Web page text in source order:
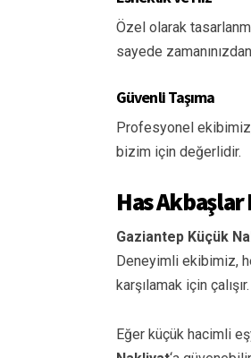
Özel olarak
sayede
Güvenli Taşıma
Profesyonel
bizim için değerlidir.
Has
Gaziantep Küçük
Deneyimli ekibimiz,
karşılamak için çalışır.
Eğer küçük hacimli